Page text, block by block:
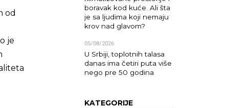
od
je
boravak kod kuće. Ali šta
je sa ljudima koji nemaju
krov nad glavom?
05/08/2026
U Srbiji, toplotnih talasa
danas ima četiri puta više
nego pre 50 godina
KATEGORIJE